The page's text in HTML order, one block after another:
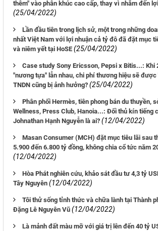
thêm" vào phân khúc cao cấp, thay vì nhắm đến
(25/04/2022)
Lần đầu tiên trong lịch sử, một trong những
nhất Việt Nam với lợi nhuận cả tỷ đô đã đặt mục
và niêm yết tại HoSE (25/04/2022)
Case study Sony Ericsson, Pepsi x Bitis...: Khi
"nương tựa" lẫn nhau, chi phí thương hiệu sẽ được
TNDN cũng bị ảnh hưởng? (25/04/2022)
Phân phối Hermès, tiên phong bán du thuyền,
Wellness, Press Club, Hanoia...: Đối thủ kín tiếng
Johnathan Hạnh Nguyễn là ai? (12/04/2022)
Masan Consumer (MCH) đặt mục tiêu lãi sau
5.900 đến 6.800 tỷ đồng, không chia cổ tức năm
(12/04/2022)
Hòa Phát nghiên cứu, khảo sát đầu tư 4,3 tỷ
Tây Nguyên (12/04/2022)
Tôi thử sống tỉnh thức và chữa lành tại Thành
Đặng Lê Nguyên Vũ (12/04/2022)
Là mảnh đất màu mỡ với giá trị lên đến 40 tỷ